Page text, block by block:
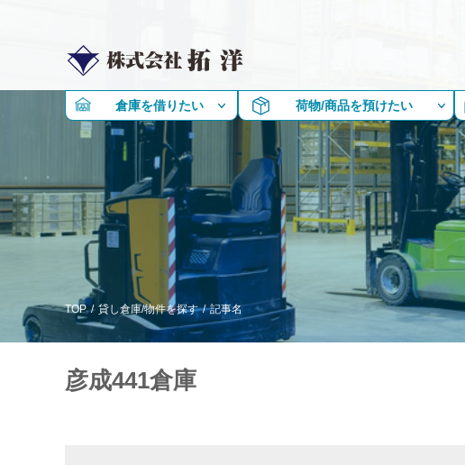
倉庫を借りたい 荷物/商品を預けたい
TOP / 貸し倉庫/物件を探す / 記事名
彦成441倉庫